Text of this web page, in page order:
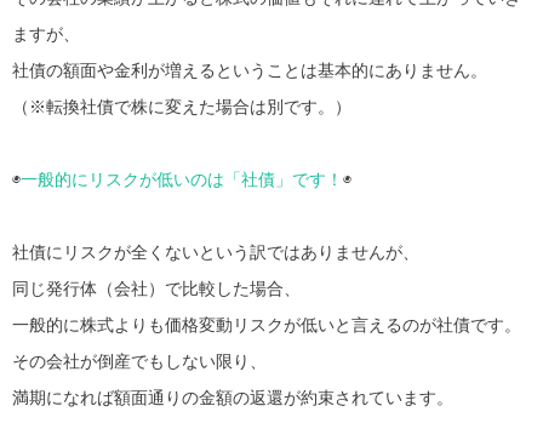
ますが、
社債の額面や金利が増えるということは基本的にありません。
（※転換社債で株に変えた場合は別です。）
◉一般的にリスクが低いのは「社債」です！ ◉
社債にリスクが全くないという訳ではありませんが、
同じ発行体（会社）で比較した場合、
一般的に株式よりも価格変動リスクが低いと言えるのが社債です。
その会社が倒産でもしない限り、
満期になれば額面通りの金額の返還が約束されています。